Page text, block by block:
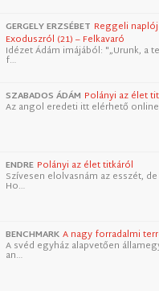
GERGELY ERZSÉBET Reggeli
Exoduszról (21) – Felkavaró
Idézet Ádám imájából: "„Urunk, a
f…
SZABADOS ÁDÁM Polányi az élet
Az angol eredeti itt elérhető
ENDRE Polányi az élet titkáról
Szívesen elolvasnám az esszét,
Ho…
BENCHMARK A nagy forradalmi
A svéd egyház alapvetően
an…